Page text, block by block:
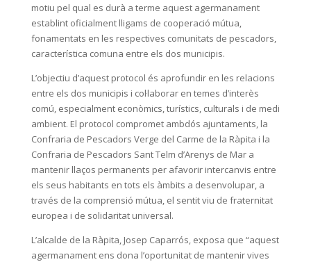
motiu pel qual es durà a terme aquest agermanament
establint oficialment lligams de cooperació mútua,
fonamentats en les respectives comunitats de pescadors,
característica comuna entre els dos municipis.
L’objectiu d’aquest protocol és aprofundir en les relacions
entre els dos municipis i col·laborar en temes d’interès
comú, especialment econòmics, turístics, culturals i de medi
ambient. El protocol compromet ambdós ajuntaments, la
Confraria de Pescadors Verge del Carme de la Ràpita i la
Confraria de Pescadors Sant Telm d’Arenys de Mar a
mantenir llaços permanents per afavorir intercanvis entre
els seus habitants en tots els àmbits a desenvolupar, a
través de la comprensió mútua, el sentit viu de fraternitat
europea i de solidaritat universal.
L’alcalde de la Ràpita, Josep Caparrós, exposa que “aquest
agermanament ens dona l’oportunitat de mantenir vives